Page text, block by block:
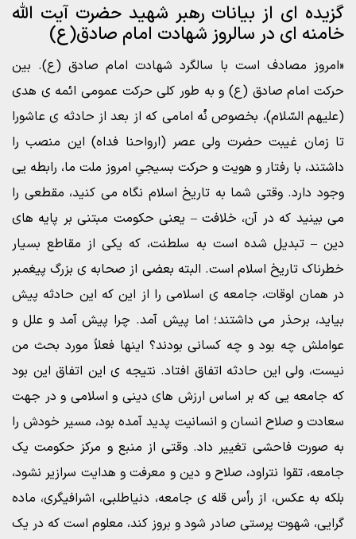
گزیده ای از بیانات رهبر شهید حضرت آیت الله
خامنه ای در سالروز شهادت امام صادق(ع)
«امروز مصادف است با سالگرد شهادت امام صادق (ع). بین
حرکت امام صادق (ع) و به طور کلى حرکت عمومى ائمه ى هدى
(علیهم السّلام)، بخصوص نُه امامى که از بعد از حادثه ى عاشورا
تا زمان غیبت حضرت ولى عصر (ارواحنا فداه) این منصب را
داشتند، با رفتار و هویت و حرکت بسیجىِ امروز ملت ما، رابطه یى
وجود دارد. وقتى شما به تاریخ اسلام نگاه مى کنید، مقطعى را
مى بینید که در آن، خلافت – یعنى حکومت مبتنى بر پایه هاى
دین – تبدیل شده است به سلطنت، که یکى از مقاطع بسیار
خطرناک تاریخ اسلام است. البته بعضى از صحابه ى بزرگ پیغمبر
در همان اوقات، جامعه ى اسلامى را از این که این حادثه پیش
بیاید، برحذر مى داشتند؛ اما پیش آمد. چرا پیش آمد و علل و
عواملش چه بود و چه کسانى بودند؟ اینها فعلاً مورد بحث من
نیست، ولى این حادثه اتفاق افتاد. نتیجه ى این اتفاق این بود
که جامعه یى که بر اساس ارزش هاى دینى و اسلامى و در جهت
سعادت و صلاح انسان و انسانیت پدید آمده بود، مسیر خودش را
به صورت فاحشى تغییر داد. وقتى از منبع و مرکز حکومت یک
جامعه، تقوا نتراود، صلاح و دین و معرفت و هدایت سرازیر نشود،
بلکه به عکس، از رأس قله ى جامعه، دنیاطلبى، اشرافیگرى، ماده
گرایى، شهوت پرستى صادر شود و بروز کند، معلوم است که در یک